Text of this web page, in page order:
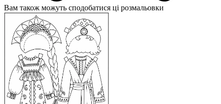
Вам також можуть сподобатися ці розмальовки